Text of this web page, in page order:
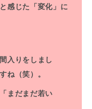
感じた「変化」に
入りをしまし
ね（笑）。
まだまだ若い